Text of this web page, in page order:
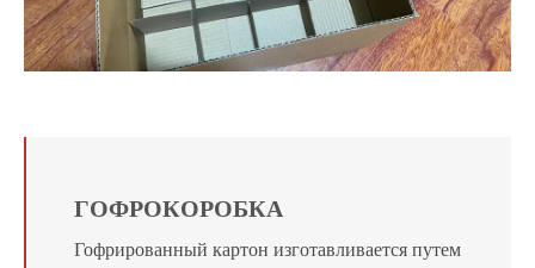
ГОФРОКОРОБКА
Гофрированный картон изготавливается путем